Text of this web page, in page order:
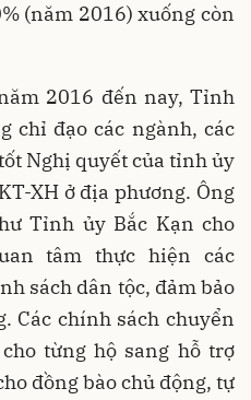
(năm 2016) xuống còn
2016 đến nay, Tỉnh
chỉ đạo các ngành, các
Nghị quyết của tỉnh ủy
XH ở địa phương. Ông
Tỉnh ủy Bắc Kạn cho
tâm thực hiện các
sách dân tộc, đảm bảo
Các chính sách chuyển
từng hộ sang hỗ trợ
đồng bào chủ động, tự